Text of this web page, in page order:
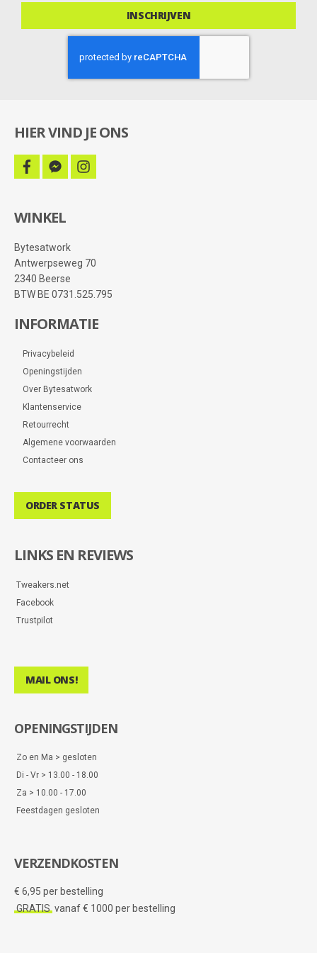
deals
INSCHRIJVEN
HIER VIND JE ONS
facebook
facebook-
messenger
instagram
WINKEL
Bytesatwork
Antwerpseweg 70
2340 Beerse
BTW BE 0731.525.795
INFORMATIE
Privacybeleid
Openingstijden
Over Bytesatwork
Klantenservice
Retourrecht
Algemene voorwaarden
Contacteer ons
ORDER STATUS
LINKS EN REVIEWS
Tweakers.net
Facebook
Trustpilot
MAIL ONS!
OPENINGSTIJDEN
Zo en Ma > gesloten
Di - Vr > 13.00 - 18.00
Za > 10.00 - 17.00
Feestdagen gesloten
VERZENDKOSTEN
€ 6,95 per bestelling
GRATIS vanaf € 1000 per bestelling